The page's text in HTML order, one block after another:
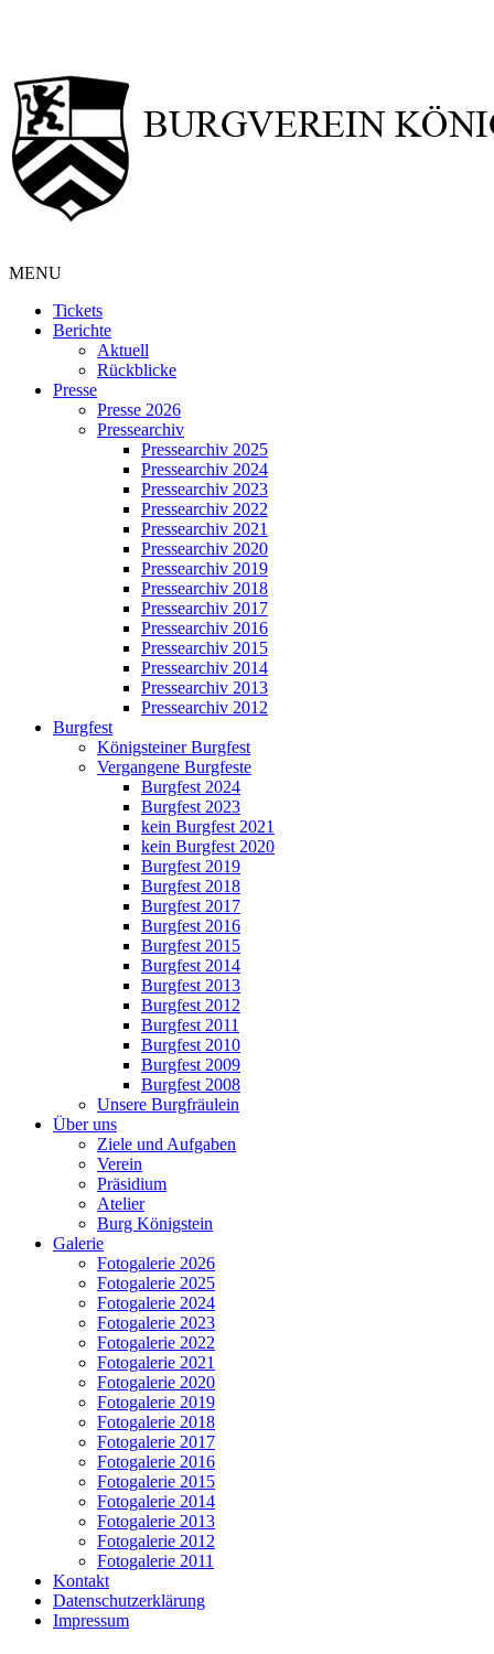
MENU
Tickets
Berichte
Aktuell
Rückblicke
Presse
Presse 2026
Pressearchiv
Pressearchiv 2025
Pressearchiv 2024
Pressearchiv 2023
Pressearchiv 2022
Pressearchiv 2021
Pressearchiv 2020
Pressearchiv 2019
Pressearchiv 2018
Pressearchiv 2017
Pressearchiv 2016
Pressearchiv 2015
Pressearchiv 2014
Pressearchiv 2013
Pressearchiv 2012
Burgfest
Königsteiner Burgfest
Vergangene Burgfeste
Burgfest 2024
Burgfest 2023
kein Burgfest 2021
kein Burgfest 2020
Burgfest 2019
Burgfest 2018
Burgfest 2017
Burgfest 2016
Burgfest 2015
Burgfest 2014
Burgfest 2013
Burgfest 2012
Burgfest 2011
Burgfest 2010
Burgfest 2009
Burgfest 2008
Unsere Burgfräulein
Über uns
Ziele und Aufgaben
Verein
Präsidium
Atelier
Burg Königstein
Galerie
Fotogalerie 2026
Fotogalerie 2025
Fotogalerie 2024
Fotogalerie 2023
Fotogalerie 2022
Fotogalerie 2021
Fotogalerie 2020
Fotogalerie 2019
Fotogalerie 2018
Fotogalerie 2017
Fotogalerie 2016
Fotogalerie 2015
Fotogalerie 2014
Fotogalerie 2013
Fotogalerie 2012
Fotogalerie 2011
Kontakt
Datenschutzerklärung
Impressum